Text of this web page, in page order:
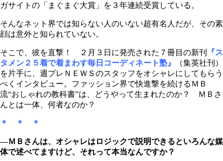
ガサイトの「まぐまぐ大賞」を３年連続受賞している。
そんなネット界では知らない人のいない超有名人だが、その素
顔は意外と知られていない。
そこで、彼を直撃！ ２月３日に発売された７冊目の新刊
『ス
タメン２５着で着まわす毎日コーディネート塾』
（集英社刊）
を片手に、週プレＮＥＷＳのスタッフをオシャレにしてもらう
べくインタビュー。ファッション界で快進撃を続けるＭＢ
流“おしゃれの教科書”は、どうやって生まれたのか？ ＭＢさ
んとは一体、何者なのか？
＊ ＊ ＊
―ＭＢさんは、オシャレはロジックで説明できるといろんな媒
体で述べてますけど、それって本当なんですか？